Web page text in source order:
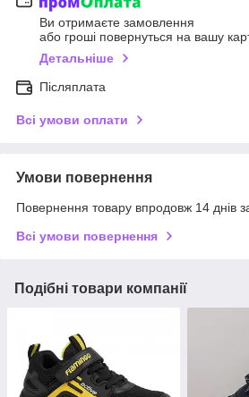
Ви отримаєте замовлення
або гроші повернуться на вашу
Детальніше
Післяплата
Всі умови оплати
Умови повернення
Повернення товару впродовж 14 днів
Всі умови повернення
Подібні товари компанії